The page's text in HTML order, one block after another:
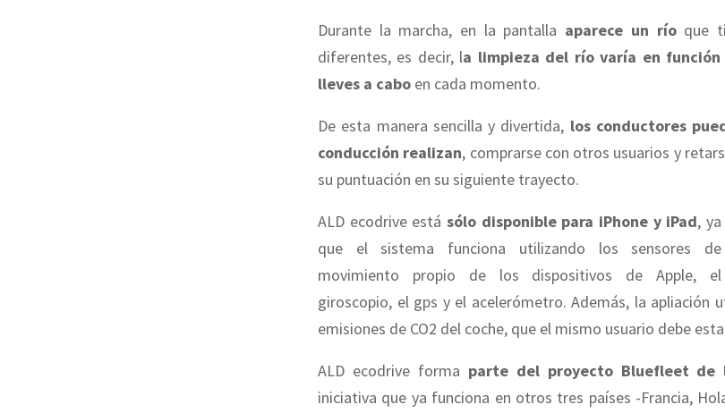
Durante la marcha, en la pantalla aparece un ríoque
diferentes, es decir, la limpieza del río varía en
lleves a cabo en cada momento.
De esta manera sencilla y divertida, los conductores
conducción realizan, comprarse con otros usuarios y
su puntuación en su siguiente trayecto.
ALD ecodrive está sólo disponible para iPhone y iPad, ya
que el sistema funciona utilizando los sensores de
movimiento propio de los dispositivos de Apple, el
giroscopio, el gps y el acelerómetro. Además, la apliación
emisiones de CO2 del coche, que el mismo usuario debe
ALD ecodrive forma parte del proyecto Bluefleet de
iniciativa que ya funciona en otros tres países -Francia,